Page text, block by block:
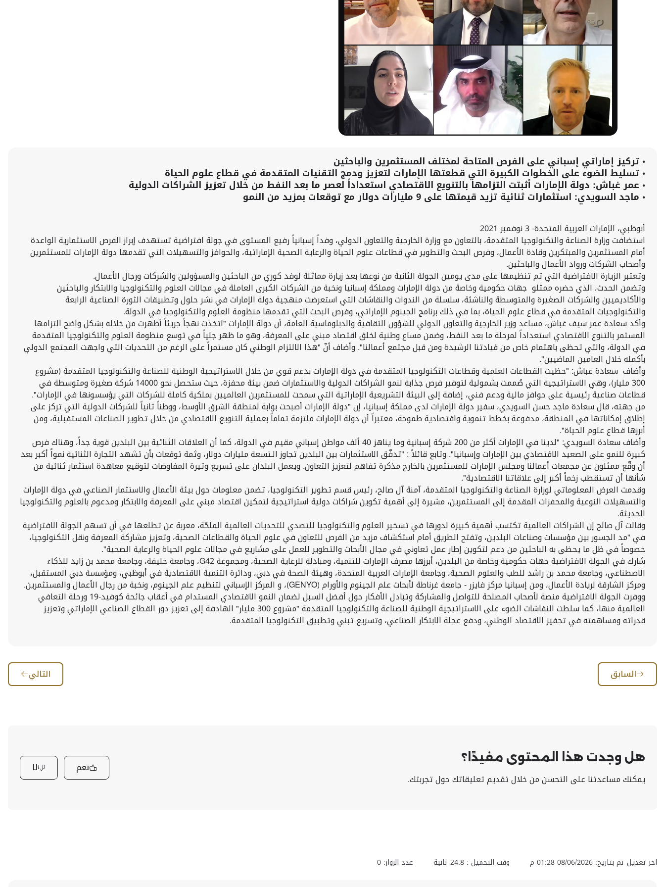
• تركيز إماراتي إسباني على الفرص المتاحة لمختلف المستثمرين والباحثين
• تسليط الضوء على الخطوات الكبيرة التي قطعتها الإمارات لتعزيز ودمج التقنيات المتقدمة في قطاع علوم الحياة
• عمر غباش: دولة الإمارات أثبتت التزامها بالتنويع الاقتصادي استعداداً لعصر ما بعد النفط من خلال تعزيز الشراكات الدولية
• ماجد السويدي: استثمارات ثنائية تزيد قيمتها على 9 مليارات دولار مع توقعات بمزيد من النمو
أبوظبي، الإمارات العربية المتحدة- 3 نوفمبر 2021
استضافت وزارة الصناعة والتكنولوجيا المتقدمة، بالتعاون مع وزارة الخارجية والتعاون الدولي، وفداً إسبانياً رفيع المستوى في جولة افتراضية تستهدف إبراز الفرص الاستثمارية الواعدة
أمام المستثمرين والمبتكرين وقادة الأعمال، وفرص البحث والتطوير في قطاعات علوم الحياة والرعاية الصحية الإماراتية، والحوافز والتسهيلات التي تقدمها دولة الإمارات للمستثمرين
وأصحاب الشركات ورواد الأعمال والباحثين.
وتعتبر الزيارة الافتراضية التي تم تنظيمها على مدى يومين الجولة الثانية من نوعها بعد زيارة مماثلة لوفد كوري من الباحثين والمسؤولين والشركات ورجال الأعمال.
وتضمن الحدث، الذي حضره ممثلو جهات حكومية وخاصة من دولة الإمارات ومملكة إسبانيا ونخبة من الشركات الكبرى العاملة في مجالات العلوم والتكنولوجيا والابتكار والباحثين
والأكاديميين والشركات الصغيرة والمتوسطة والناشئة، سلسلة من الندوات والنقاشات التي استعرضت منهجية دولة الإمارات في نشر حلول وتطبيقات الثورة الصناعية الرابعة
والتكنولوجيات المتقدمة في قطاع علوم الحياة، بما في ذلك برنامج الجينوم الإماراتي، وفرص البحث التي تقدمها منظومة العلوم والتكنولوجيا في الدولة.
وأكد سعادة عمر سيف غباش، مساعد وزير الخارجية والتعاون الدولي للشؤون الثقافية والدبلوماسية العامة، أن دولة الإمارات "اتخذت نهجاً جريئاً أظهرت من خلاله بشكل واضح التزامها
المستمر بالتنوع الاقتصادي استعداداً لمرحلة ما بعد النفط، وضمن مساع وطنية لخلق اقتصاد مبني على المعرفة، وهو ما ظهر جلياً في توسع منظومة العلوم والتكنولوجيا المتقدمة
في الدولة، والتي تحظى باهتمام خاص من قيادتنا الرشيدة ومن قبل مجتمع أعمالنا". وأضاف أنّ "هذا الالتزام الوطني كان مستمراً على الرغم من التحديات التي واجهت المجتمع الدولي
بأكمله خلال العامين الماضيين".
وأضاف سعادة غباش: "حظيت القطاعات العلمية وقطاعات التكنولوجيا المتقدمة في دولة الإمارات بدعم قوي من خلال الاستراتيجية الوطنية للصناعة والتكنولوجيا المتقدمة (مشروع
300 مليار)، وهي الاستراتيجية التي صُممت بشمولية لتوفير فرص جذابة لنمو الشراكات الدولية والاستثمارات ضمن بيئة محفزة، حيث ستحصل نحو 14000 شركة صغيرة ومتوسطة في
قطاعات صناعية رئيسية على حوافز مالية ودعم فني، إضافة إلى البيئة التشريعية الإماراتية التي سمحت للمستثمرين العالميين بملكية كاملة للشركات التي يؤسسونها في الإمارات".
من جهته، قال سعادة ماجد حسن السويدي، سفير دولة الإمارات لدى مملكة إسبانيا، إن "دولة الإمارات أصبحت بوابة لمنطقة الشرق الأوسط، ووطناً ثانياً للشركات الدولية التي تركز على
إطلاق إمكاناتها في المنطقة، مدفوعة بخطط تنموية واقتصادية طموحة، معتبراً أن دولة الإمارات ملتزمة تماماً بعملية التنويع الاقتصادي من خلال تطوير الصناعات المستقبلية، ومن
أبرزها قطاع علوم الحياة".
وأضاف سعادة السويدي: "لدينا في الإمارات أكثر من 200 شركة إسبانية وما يناهز 40 ألف مواطن إسباني مقيم في الدولة، كما أن العلاقات الثنائية بين البلدين قوية جداً، وهناك فرص
كبيرة للنمو على الصعيد الاقتصادي بين الإمارات وإسبانيا". وتابع قائلاً : "تدفّق الاستثمارات بين البلدين تجاوز الـتسعة مليارات دولار، وثمة توقعات بأن تشهد التجارة الثنائية نمواً أكبر بعد
أن وقّع ممثلون عن مجمعات أعمالنا ومجلس الإمارات للمستثمرين بالخارج مذكرة تفاهم لتعزيز التعاون. ويعمل البلدان على تسريع وتيرة المفاوضات لتوقيع معاهدة استثمار ثنائية من
شأنها أن تستقطب زخماً أكبر إلى علاقاتنا الاقتصادية".
وقدمت العرض المعلوماتي لوزارة الصناعة والتكنولوجيا المتقدمة، آمنة آل صالح، رئيس قسم تطوير التكنولوجيا، تضمن معلومات حول بيئة الأعمال والاستثمار الصناعي في دولة الإمارات
والتسهيلات النوعية والمحفزات المقدمة إلى المستثمرين، مشيرة إلى أهمية تكوين شراكات دولية استراتيجية لتمكين اقتصاد مبني على المعرفة والابتكار ومدعوم بالعلوم والتكنولوجيا
الحديثة.
وقالت آل صالح إن الشراكات العالمية تكتسب أهمية كبيرة لدورها في تسخير العلوم والتكنولوجيا للتصدي للتحديات العالمية الملحّة، معربة عن تطلعها في أن تسهم الجولة الافتراضية
في "مد الجسور بين مؤسسات وصناعات البلدين، وتفتح الطريق أمام استكشاف مزيد من الفرص للتعاون في علوم الحياة والقطاعات الصحية، وتعزيز مشاركة المعرفة ونقل التكنولوجيا،
خصوصاً في ظل ما يحظى به الباحثين من دعم لتكوين إطار عمل تعاوني في مجال الأبحاث والتطوير للعمل على مشاريع في مجالات علوم الحياة والرعاية الصحية".
شارك في الجولة الافتراضية جهات حكومية وخاصة من البلدين، أبرزها مصرف الإمارات للتنمية، ومبادلة للرعاية الصحية، ومجموعة G42، وجامعة خليفة، وجامعة محمد بن زايد للذكاء
الاصطناعي، وجامعة محمد بن راشد للطب والعلوم الصحية، وجامعة الإمارات العربية المتحدة، وهيئة الصحة في دبي، ودائرة التنمية الاقتصادية في أبوظبي، ومؤسسة دبي المستقبل،
ومركز الشارقة لريادة الأعمال، ومن إسبانيا مركز فايزر - جامعة غرناطة لأبحاث علم الجينوم والأورام (GENYO)، و المركز الإسباني لتنظيم علم الجينوم، ونخبة من رجال الأعمال والمستثمرين.
ووفرت الجولة الافتراضية منصة لأصحاب المصلحة للتواصل والمشاركة وتبادل الأفكار حول أفضل السبل لضمان النمو الاقتصادي المستدام في أعقاب جائحة كوفيد-19 ورحلة التعافي
العالمية منها، كما سلطت النقاشات الضوء على الاستراتيجية الوطنية للصناعة والتكنولوجيا المتقدمة "مشروع 300 مليار" الهادفة إلى تعزيز دور القطاع الصناعي الإماراتي وتعزيز
قدراته ومساهمته في تحفيز الاقتصاد الوطني، ودفع عجلة الابتكار الصناعي، وتسريع تبني وتطبيق التكنولوجيا المتقدمة.
السابق التالي
هل وجدت هذا المحتوى مفيدًا؟
يمكنك مساعدتنا على التحسن من خلال تقديم تعليقاتك حول تجربتك.
نعم لا
اخر تعديل تم بتاريخ: 08/06/2026 01:28 م وقت التحميل : 24.8 ثانية عدد الزوار: 0